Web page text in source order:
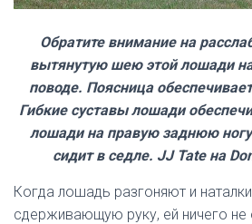
Обратите внимание на
вытянутую шею этой лошади
поводе. Поясница
Гибкие суставы лошади
лошади на правую заднюю
сидит в седле. JJ Tate на
Когда лошадь разгоняют и
сдерживающую руку, ей ничего не